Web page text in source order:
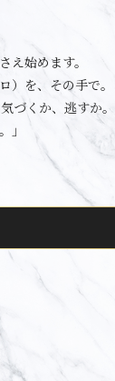
え始めます。
）を、その手で。
づくか、逃すか。
」